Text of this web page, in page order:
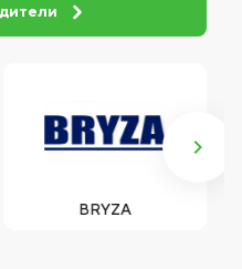
BRYZA